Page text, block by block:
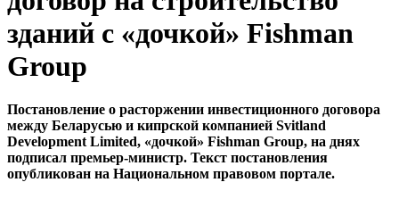
зданий с «дочкой» Fishman
Group
Постановление о расторжении инвестиционного договора
между Беларусью и кипрской компанией Svitland
Development Limited, «дочкой» Fishman Group, на днях
подписал премьер-министр. Текст постановления
опубликован на Национальном правовом портале.